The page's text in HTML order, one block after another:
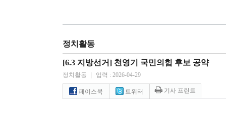
정치활동
[6.3 지방선거] 천영기 국민의힘 후보 공약
정치활동 입력 : 2026-04-29
페이스북 트위터 기사 프린트